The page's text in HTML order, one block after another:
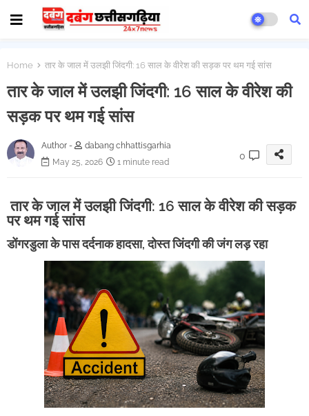
Home तार के जाल में उलझी जिंदगी: 16 साल के वीरेश की सड़क पर थम गई सांस
तार के जाल में उलझी जिंदगी: 16 साल के वीरेश की
सड़क पर थम गई सांस
Author -
dabang chhattisgarhia
May 25, 2026
1 minute read
0
तार के जाल में उलझी जिंदगी: 16 साल के वीरेश की सड़क
पर थम गई सांस
डोंगरडुला के पास दर्दनाक हादसा, दोस्त जिंदगी की जंग लड़ रहा